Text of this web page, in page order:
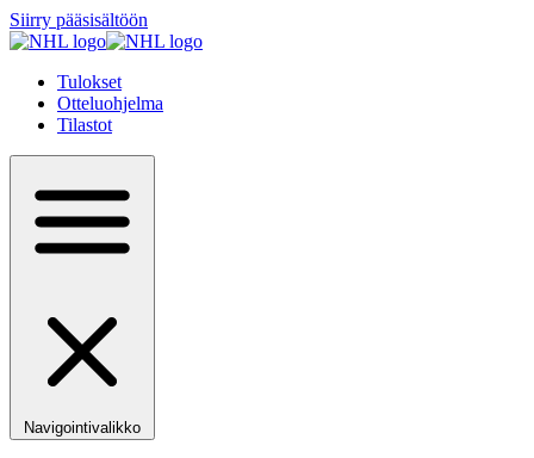
Siirry pääsisältöön
Tulokset
Otteluohjelma
Tilastot
Navigointivalikko